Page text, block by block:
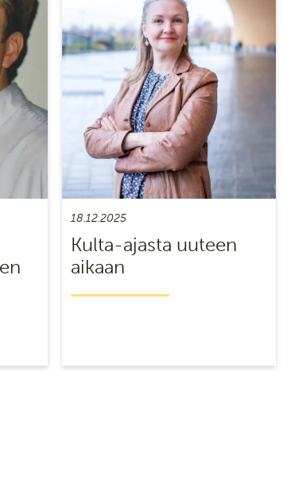
18.12.2025
Kulta-ajasta uuteen
aikaan